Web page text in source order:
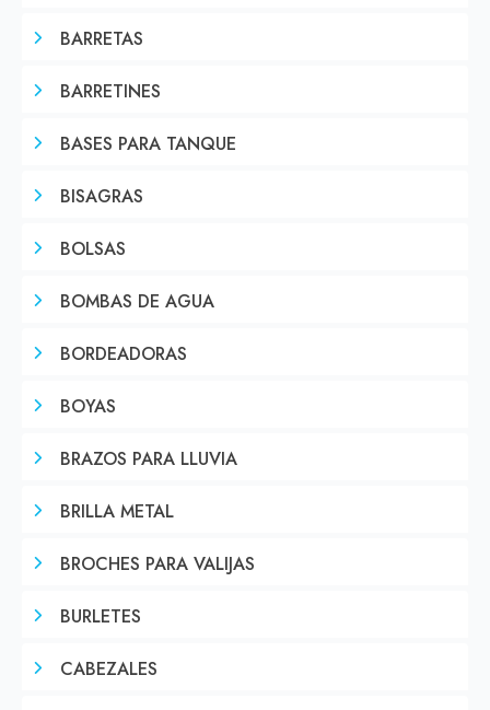
BARRETAS
BARRETINES
BASES PARA TANQUE
BISAGRAS
BOLSAS
BOMBAS DE AGUA
BORDEADORAS
BOYAS
BRAZOS PARA LLUVIA
BRILLA METAL
BROCHES PARA VALIJAS
BURLETES
CABEZALES